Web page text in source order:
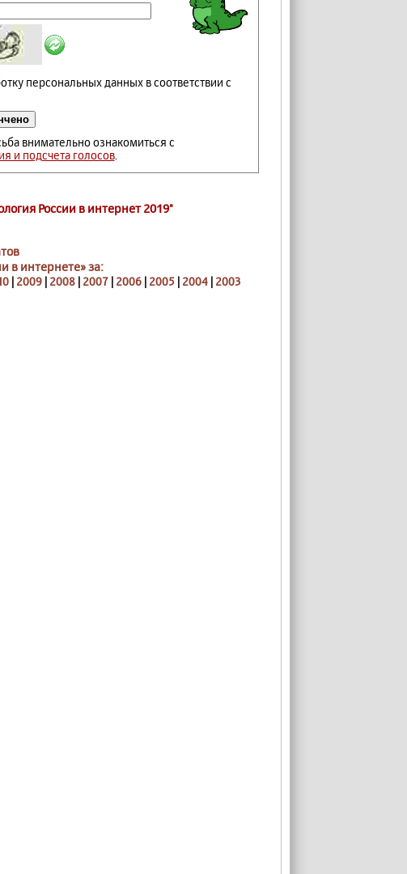
персональных данных в соответствии с
внимательно ознакомиться c
и подсчета голосов.
России в интернет 2019"
в интернете» за:
| 2009| 2008| 2007| 2006| 2005 | 2004| 2003